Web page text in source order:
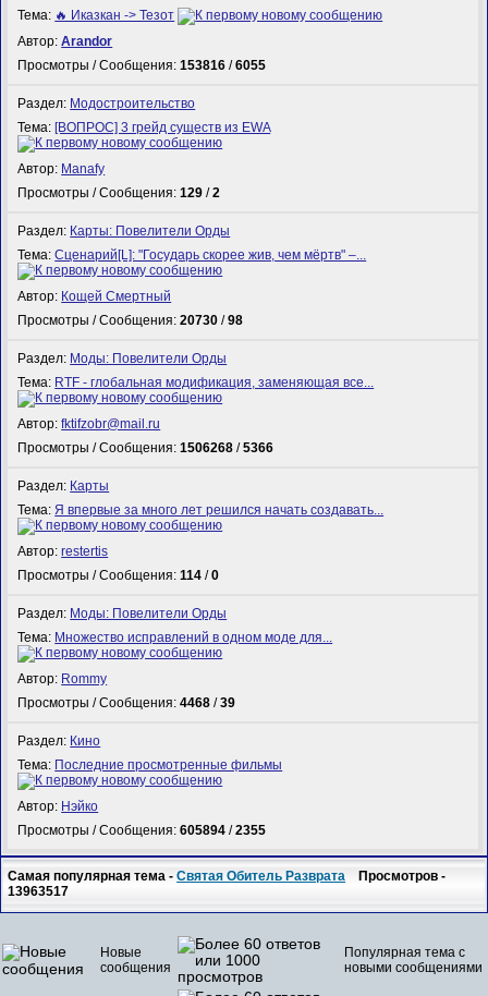
Тема: 🔥 Иказкан -> Тезот
Автор:Arandor
Просмотры / Сообщения:153816 /6055
Раздел: Модостроительство
Тема: [ВОПРОС] 3 грейд существ из EWA
Автор: Manafy
Просмотры / Сообщения:129 /2
Раздел: Карты: Повелители Орды
Тема:Сценарий[L]: "Государь скорее жив, чем мёртв" –...
Автор: Кощей Смертный
Просмотры / Сообщения:20730 /98
Раздел: Моды: Повелители Орды
Тема: RTF - глобальная модификация, заменяющая все...
Автор:fktifzobr@mail.ru
Просмотры / Сообщения:1506268 /5366
Раздел: Карты
Тема:Я впервые за много лет решился начать создавать...
Автор:restertis
Просмотры / Сообщения:114 /0
Раздел: Моды: Повелители Орды
Тема: Множество исправлений в одном моде для...
Автор: Rommy
Просмотры / Сообщения:4468 /39
Раздел: Кино
Тема: Последние просмотренные фильмы
Автор: Нэйко
Просмотры / Сообщения:605894 /2355
Самая популярная тема -Святая Обитель Разврата Просмотров -
13963517
Новые
сообщения
Популярная тема с
новыми сообщениями